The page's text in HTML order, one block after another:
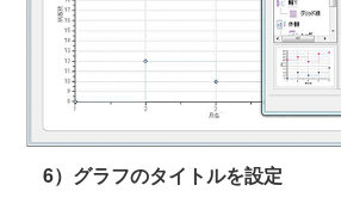
6）グラフのタイトルを設定